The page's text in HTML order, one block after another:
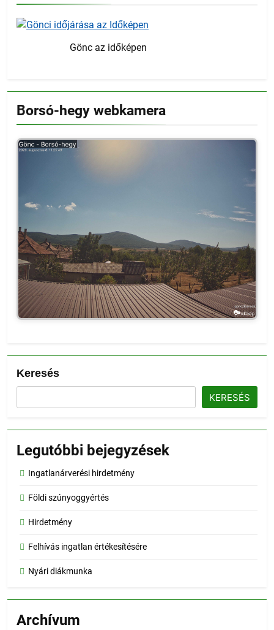
Gönc az időképen
Borsó-hegy webkamera
Keresés
KERESÉS
Legutóbbi bejegyzések
Ingatlanárverési hirdetmény
Földi szúnyoggyértés
Hirdetmény
Felhívás ingatlan értékesítésére
Nyári diákmunka
Archívum